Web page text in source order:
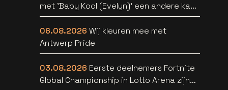
met 'Baby Kool (Evelyn)' een andere kant
van zich horen [video]
06.08.2026 Wij kleuren mee met
Antwerp Pride
03.08.2026 Eerste deelnemers Fortnite
Global Championship in Lotto Arena zijn